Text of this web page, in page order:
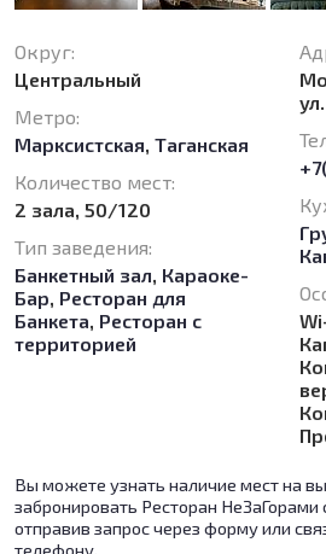
Округ:
Центральный
Метро:
Марксистская,Таганская
Количество мест:
2 зала, 50/120
Тип заведения:
Банкетный зал, Караоке-
Бар, Ресторан для
Банкета, Ресторан с
территорией
Вы можете узнать наличие мест на
забронировать Ресторан НеЗаГорами
отправив запрос через форму или
телефону.